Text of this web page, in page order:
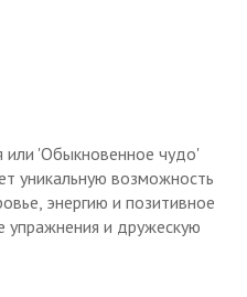
или 'Обыкновенное чудо'
уникальную возможность
энергию и позитивное
упражнения и дружескую